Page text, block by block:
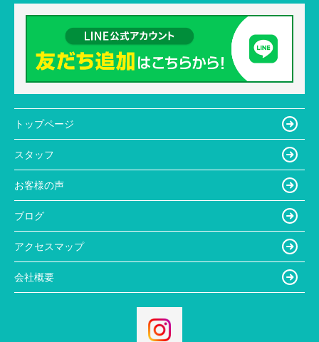
トップページ
スタッフ
お客様の声
ブログ
アクセスマップ
会社概要